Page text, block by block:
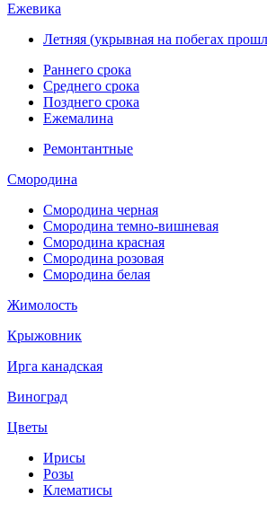
Ежевика
Летняя (укрывная на побегах
Раннего срока
Среднего срока
Позднего срока
Ежемалина
Ремонтантные
Смородина
Смородина черная
Смородина темно-вишневая
Смородина красная
Смородина розовая
Смородина белая
Жимолость
Крыжовник
Ирга канадская
Виноград
Цветы
Ирисы
Розы
Клематисы